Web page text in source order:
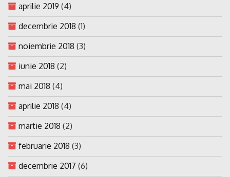
aprilie 2019 (4)
decembrie 2018 (1)
noiembrie 2018 (3)
iunie 2018 (2)
mai 2018 (4)
aprilie 2018 (4)
martie 2018 (2)
februarie 2018 (3)
decembrie 2017 (6)